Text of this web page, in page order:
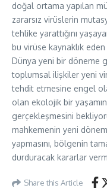
doğal ortama yapılan
zararsız virüslerin
tehlike yarattığını
bu virüse kaynaklık
Dünya yeni bir döneme
toplumsal ilişkiler yeni
tehdit etmesine engel
olan ekolojik bir
gerçekleşmesini
mahkemenin yeni
yapmasını, bölgenin
durduracak kararlar
Share this Article